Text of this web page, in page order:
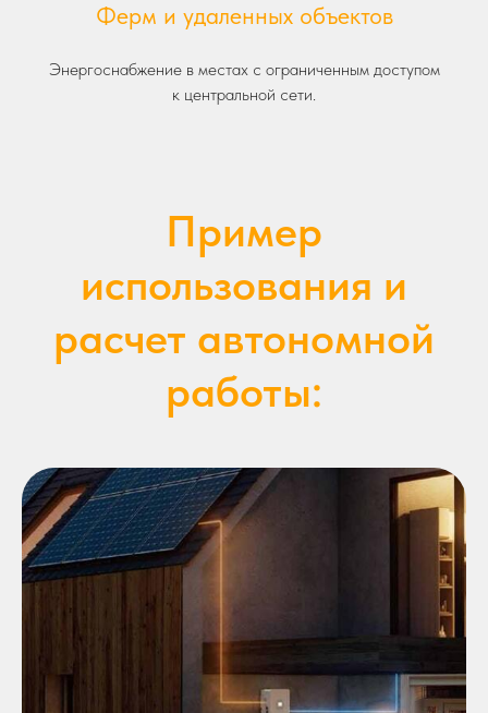
Ферм и удаленных объектов
Энергоснабжение в местах с ограниченным доступом
к центральной сети.
Пример
использования и
расчет автономной
работы: